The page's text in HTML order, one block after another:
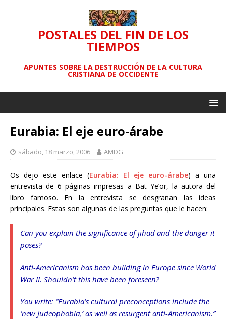
POSTALES DEL FIN DE LOS
TIEMPOS
APUNTES SOBRE LA DESTRUCCIÓN DE LA CULTURA
CRISTIANA DE OCCIDENTE
Eurabia: El eje euro-árabe
sábado, 18 marzo, 2006 AMDG
Os dejo este enlace (Eurabia: El eje euro-árabe) a una
entrevista de 6 páginas impresas a Bat Ye’or, la autora del
libro famoso. En la entrevista se desgranan las ideas
principales. Estas son algunas de las preguntas que le hacen:
Can you explain the significance of jihad and the danger it
poses?
Anti-Americanism has been building in Europe since World
War II. Shouldn’t this have been foreseen?
You write: “Eurabia’s cultural preconceptions include the
‘new Judeophobia,’ as well as resurgent anti-Americanism.”